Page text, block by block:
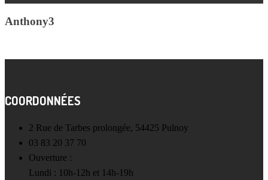
Anthony3
COORDONNÉES
2 Rue de Tarbes prolongée, 54425 Pulnoy
03 83 20 37 70
Ouverture :
Lundi : 10h-12h et 14h-19h